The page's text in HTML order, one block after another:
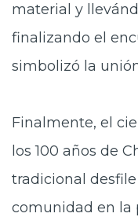
material y
finalizando el
simbolizó la
Finalmente, el
los 100 años de
tradicional
comunidad en la